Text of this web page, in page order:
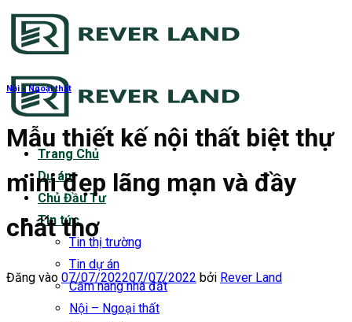
Bỏ
qua
dung
Trang Chủ
Dự án
Chủ Đầu Tư
Tin tức
Tin thị trường
Tin dự án
Cẩm nang nhà đất
Nội – Ngoại thất
Nội - Ngoại thất
Mẫu thiết kế nội thất biệt thự
mini đẹp lãng mạn và đầy
chất thơ
Đăng vào 07/07/202207/07/2022 bởi Rever Land